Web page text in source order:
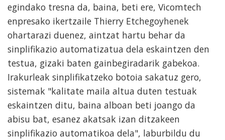
egindako tresna da, baina, beti ere, Vicomtech
enpresako ikertzaile Thierry Etchegoyhenek
ohartarazi duenez, aintzat hartu behar da
sinplifikazio automatizatua dela eskaintzen den
testua, gizaki baten gainbegiradarik gabekoa.
Irakurleak sinplifikatzeko botoia sakatuz gero,
sistemak "kalitate maila altua duten testuak
eskaintzen ditu, baina alboan beti joango da
abisu bat, esanez akatsak izan ditzakeen
sinplifikazio automatikoa dela", laburbildu du